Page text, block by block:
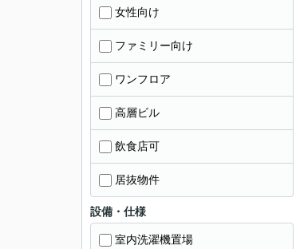
女性向け
ファミリー向け
ワンフロア
高層ビル
飲食店可
居抜物件
設備・仕様
室内洗濯機置場